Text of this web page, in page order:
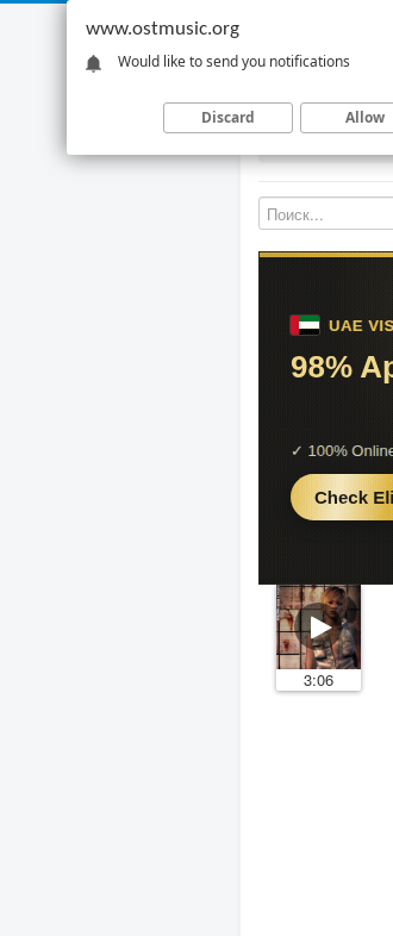
3:06
www.ostmusic.org
Would like to send you notifications
Discard Allow